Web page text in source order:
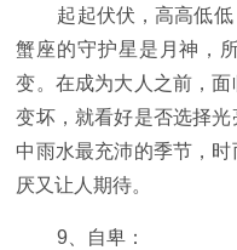
起起伏伏，高高低
蟹座的守护星是月神，
变。在成为大人之前，
变坏，就看好是否选择
中雨水最充沛的季节，
厌又让人期待。
9、自卑：